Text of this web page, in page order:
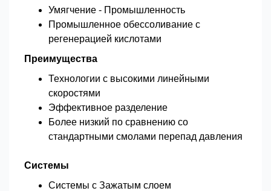
Умягчение - Промышленность
Промышленное обессоливание с
регенерацией кислотами
Преимущества
Технологии с высокими линейными
скоростями
Эффективное разделение
Более низкий по сравнению со
стандартными смолами перепад давления
Системы
Системы с Зажатым слоем